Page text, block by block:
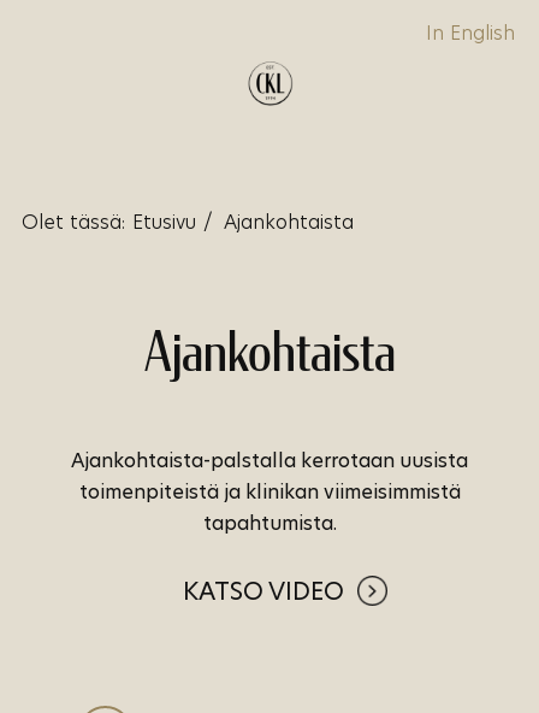
In English
Olet tässä: Etusivu / Ajankohtaista
Ajankohtaista
Ajankohtaista-palstalla kerrotaan uusista
toimenpiteistä ja klinikan viimeisimmistä
tapahtumista.
KATSO VIDEO